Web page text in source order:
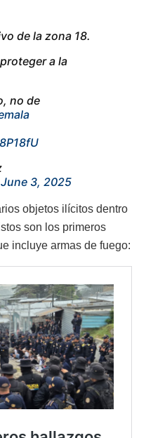
de la zona 18.
a la
no de
June 3, 2025
objetos ilícitos dentro
son los primeros
incluye armas de fuego: